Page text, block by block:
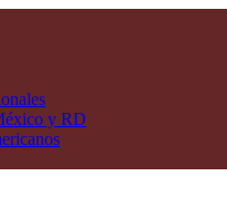
y RD